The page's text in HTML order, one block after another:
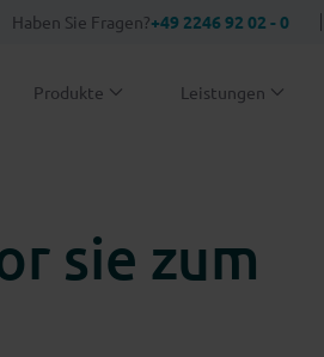
Haben Sie Fragen?+49 2246 92 02 - 0
Produkte Leistungen
sie zum